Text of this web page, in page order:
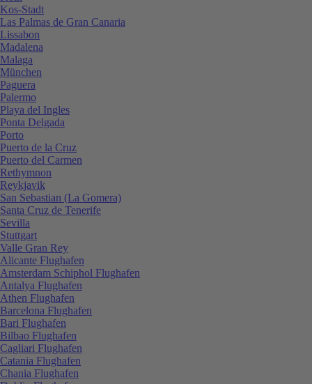
Kos-Stadt
Las Palmas de Gran Canaria
Lissabon
Madalena
Malaga
München
Paguera
Palermo
Playa del Ingles
Ponta Delgada
Porto
Puerto de la Cruz
Puerto del Carmen
Rethymnon
Reykjavik
San Sebastian (La Gomera)
Santa Cruz de Tenerife
Sevilla
Stuttgart
Valle Gran Rey
Alicante Flughafen
Amsterdam Schiphol Flughafen
Antalya Flughafen
Athen Flughafen
Barcelona Flughafen
Bari Flughafen
Bilbao Flughafen
Cagliari Flughafen
Catania Flughafen
Chania Flughafen